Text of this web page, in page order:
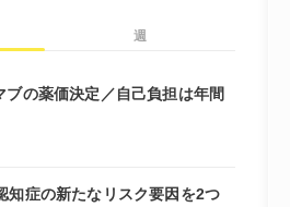
週
ブの薬価決定／自己負担は年間
知症の新たなリスク要因を2つ